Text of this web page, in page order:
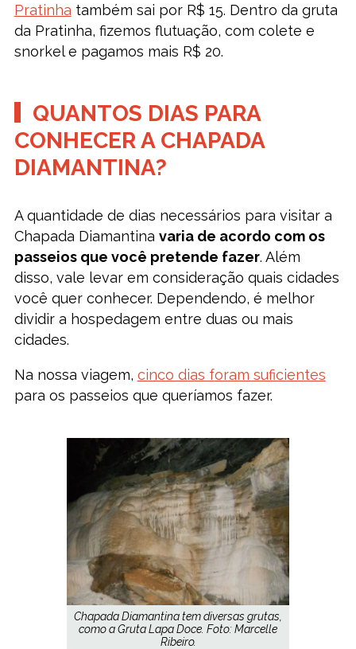
Pratinha também sai por R$ 15. Dentro da gruta
da Pratinha, fizemos flutuação, com colete e
snorkel e pagamos mais R$ 20.
QUANTOS DIAS PARA
CONHECER A CHAPADA
DIAMANTINA?
A quantidade de dias necessários para visitar a
Chapada Diamantina varia de acordo com os
passeios que você pretende fazer. Além
disso, vale levar em consideração quais cidades
você quer conhecer. Dependendo, é melhor
dividir a hospedagem entre duas ou mais
cidades.
Na nossa viagem, cinco dias foram suficientes
para os passeios que queríamos fazer.
Chapada Diamantina tem diversas grutas,
como a Gruta Lapa Doce. Foto: Marcelle
Ribeiro.